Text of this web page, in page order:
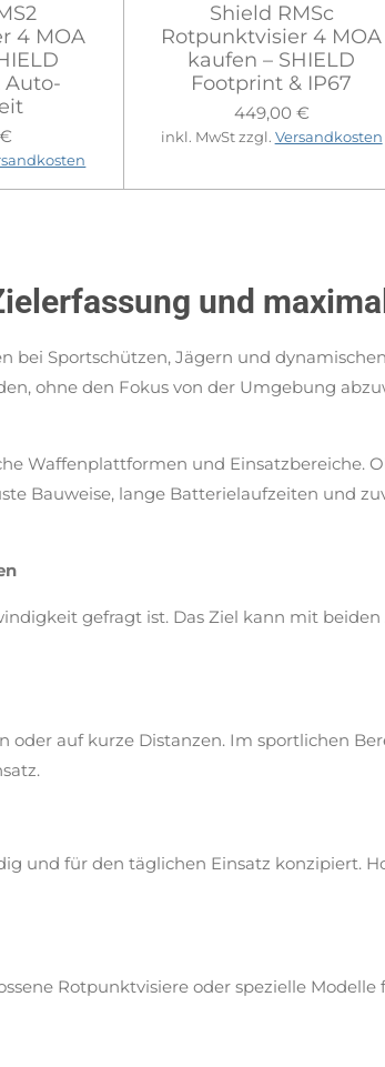
4 MOA
Auto-
Shield RMSc
Rotpunktvisier 4 MOA
kaufen – SHIELD
Footprint & IP67
449,00 €
inkl. MwSt zzgl. Versandkosten
und
Sportschützen, Jägern und
ohne den Fokus von der Umgebung
Waffenplattformen und Einsatzbereiche.
Bauweise, lange Batterielaufzeiten und
gefragt ist. Das Ziel kann mit
auf kurze Distanzen. Im sportlichen
und für den täglichen Einsatz konzipiert.
Rotpunktvisiere oder spezielle